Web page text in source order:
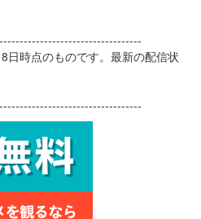
日時点のものです。最新の配信状